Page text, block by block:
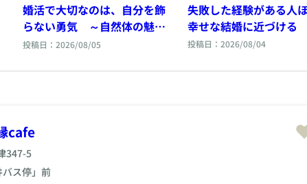
婚活で大切なのは、自分を飾
らない勇気 ～自然体の魅力
について～
投稿日：2026/08/05
失敗した経験がある人
幸せな結婚に近づける
投稿日：2026/08/04
cafe
347-5
ス停」前